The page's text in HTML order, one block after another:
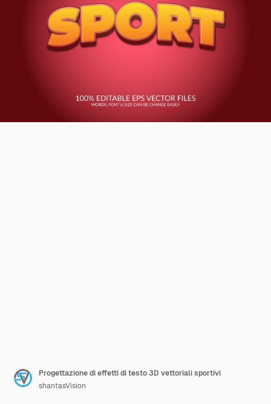
Progettazione di effetti di testo 3D vettoriali sportivi
shantasVision